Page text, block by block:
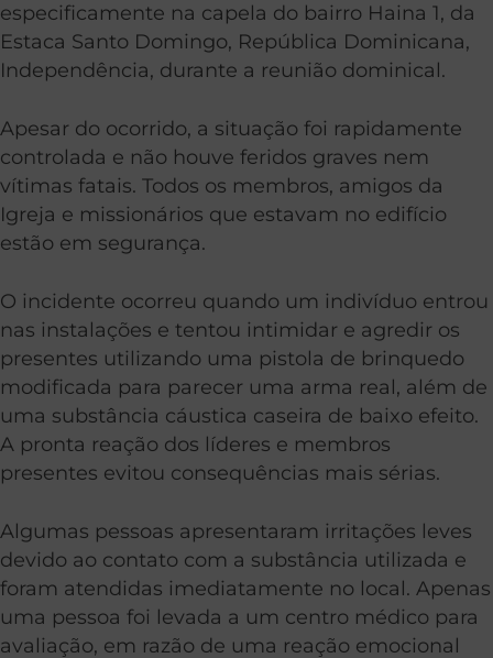
especificamente na capela do bairro Haina 1, da
Estaca Santo Domingo, República Dominicana,
Independência, durante a reunião dominical.
Apesar do ocorrido, a situação foi rapidamente
controlada e não houve feridos graves nem
vítimas fatais. Todos os membros, amigos da
Igreja e missionários que estavam no edifício
estão em segurança.
O incidente ocorreu quando um indivíduo entrou
nas instalações e tentou intimidar e agredir os
presentes utilizando uma pistola de brinquedo
modificada para parecer uma arma real, além de
uma substância cáustica caseira de baixo efeito.
A pronta reação dos líderes e membros
presentes evitou consequências mais sérias.
Algumas pessoas apresentaram irritações leves
devido ao contato com a substância utilizada e
foram atendidas imediatamente no local. Apenas
uma pessoa foi levada a um centro médico para
avaliação, em razão de uma reação emocional